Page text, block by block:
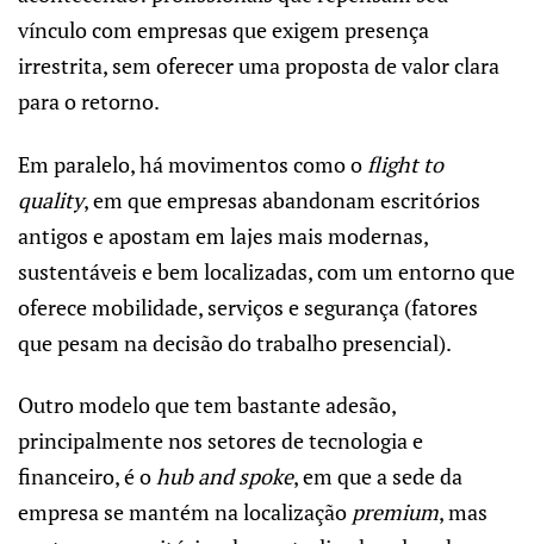
vínculo com empresas que exigem presença
irrestrita, sem oferecer uma proposta de valor clara
para o retorno.
Em paralelo, há movimentos como o flight to
quality, em que empresas abandonam escritórios
antigos e apostam em lajes mais modernas,
sustentáveis e bem localizadas, com um entorno que
oferece mobilidade, serviços e segurança (fatores
que pesam na decisão do trabalho presencial).
Outro modelo que tem bastante adesão,
principalmente nos setores de tecnologia e
financeiro, é ohub and spoke, em que a sede da
empresa se mantém na localização premium, mas